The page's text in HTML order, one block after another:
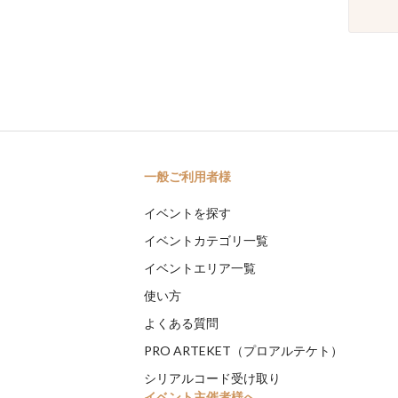
一般ご利用者様
イベントを探す
イベントカテゴリ一覧
イベントエリア一覧
使い方
よくある質問
PRO ARTEKET（プロアルテケト）
シリアルコード受け取り